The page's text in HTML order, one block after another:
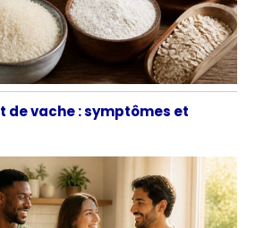
de vache : symptômes et